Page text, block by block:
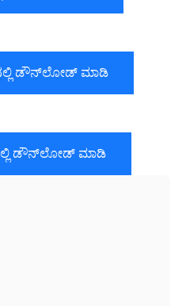
ಡೌನ್‌ಲೋಡ್ ಮಾಡಿ
ಡೌನ್‌ಲೋಡ್ ಮಾಡಿ